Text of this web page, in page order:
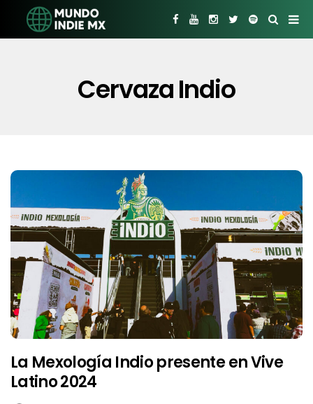
Cervaza Indio
La Mexología Indio presente en Vive
Latino 2024